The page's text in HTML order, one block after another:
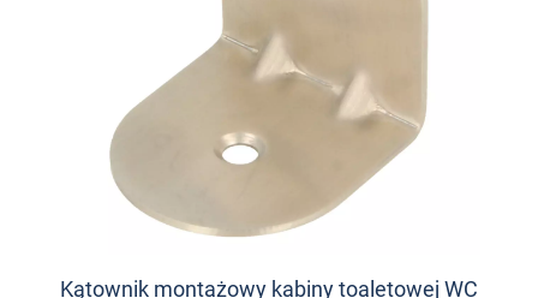
Kątownik montażowy kabiny toaletowej WC